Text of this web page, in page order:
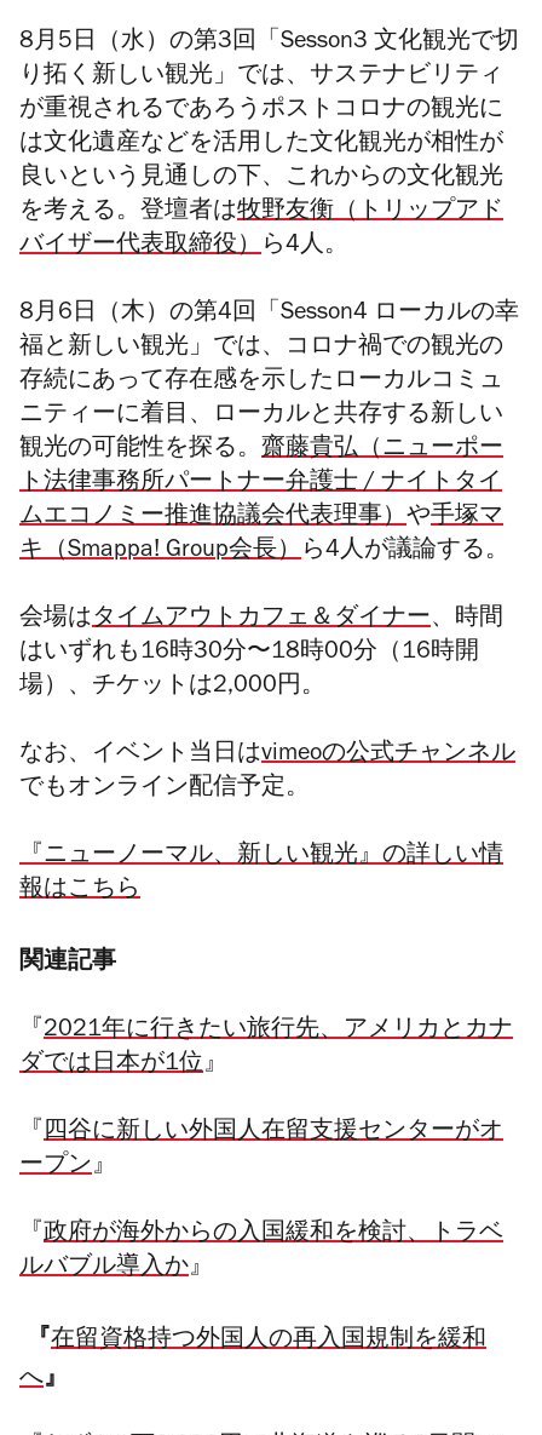
8月5日（水）の第3回「 Sesson3 文化観光で切
り拓く新しい観光」では、サステナビリティ
が重視されるであろうポストコロナの観光に
は文化遺産などを活用した文化観光が相性が
良いという見通しの下、これからの文化観光
を考える。登壇者は牧野友衡（トリップアド
バイザー代表取締役）ら4人。
8月6日（木）の第4回「 Sesson4 ローカルの幸
福と新しい観光」では、コロナ禍での観光の
存続にあって存在感を示したローカルコミュ
ニティーに着目、ローカルと共存する新しい
観光の可能性を探る。 齋藤貴弘（ニューポー
ト法律事務所パートナー弁護士 / ナイトタイ
ムエコノミー推進協議会代表理事）や手塚マ
キ（Smappa! Group会長）ら4人が議論する。
会場はタイムアウトカフェ＆ダイナー、時間
はいずれも16時30分〜18時00分（16時開
場）、チケットは2,000円。
なお、イベント当日はvimeoの公式チャンネル
でもオンライン配信予定。
『ニューノーマル、新しい観光』の詳しい情
報はこちら
関連記事
『 2021年に行きたい旅行先、アメリカとカナ
ダでは日本が1位』
『 四谷に新しい外国人在留支援センターがオ
ープン』
『 政府が海外からの入国緩和を検討、トラベ
ルバブル導入か』
『在留資格持つ外国人の再入国規制を緩和
へ』